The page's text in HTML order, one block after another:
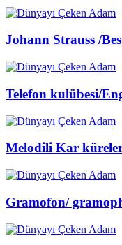
Johann Strauss /
Telefon kulübesi/
Melodili Kar
Gramofon/